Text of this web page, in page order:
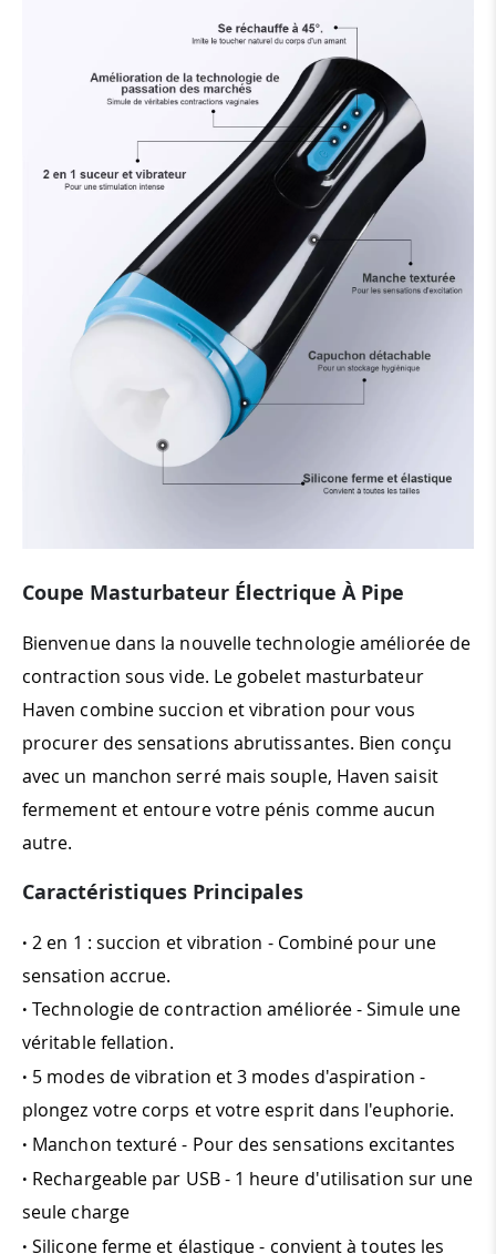
Coupe Masturbateur Électrique À Pipe
Bienvenue dans la nouvelle technologie améliorée de
contraction sous vide. Le gobelet masturbateur
Haven combine succion et vibration pour vous
procurer des sensations abrutissantes. Bien conçu
avec un manchon serré mais souple, Haven saisit
fermement et entoure votre pénis comme aucun
autre.
Caractéristiques Principales
· 2 en 1 : succion et vibration - Combiné pour une
sensation accrue.
·Technologie de contraction améliorée - Simule une
véritable fellation.
· 5 modes de vibration et 3 modes d'aspiration -
plongez votre corps et votre esprit dans l'euphorie.
· Manchon texturé - Pour des sensations excitantes
· Rechargeable par USB - 1 heure d'utilisation sur une
seule charge
· Silicone ferme et élastique - convient à toutes les